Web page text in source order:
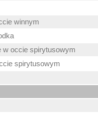
winnym
w occie spirytusowym
spirytusowym